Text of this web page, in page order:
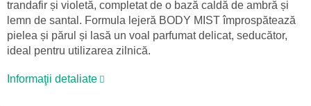
trandafir și violetă, completat de o bază caldă de ambră și
lemn de santal. Formula lejeră BODY MIST împrospătează
pielea și părul și lasă un voal parfumat delicat, seducător,
ideal pentru utilizarea zilnică.
Informaţii detaliate